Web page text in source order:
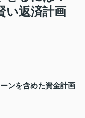
い返済計画
ンを含めた資金計画